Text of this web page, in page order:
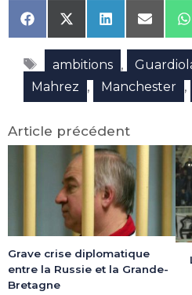
Share
on
Facebook
Share
on
X
(Twitter)
Share
on
LinkedIn
Share
on
Email
Étiquettes
ambitions ,
Mahrez , Manchester ,
Article précédent
Grave crise diplomatique
entre la Russie et la Grande-
Bretagne